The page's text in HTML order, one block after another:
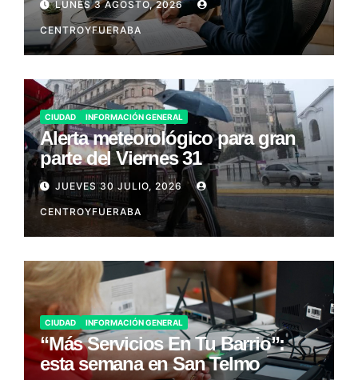
LUNES 3 AGOSTO, 2026
CENTROYFUERABA
CIUDAD INFORMACIÓN GENERAL
Alerta meteorológico para gran
parte del Viernes 31
JUEVES 30 JULIO, 2026
CENTROYFUERABA
CIUDAD INFORMACIÓN GENERAL
“Más Servicios En Tu Barrio”:
esta semana en San Telmo